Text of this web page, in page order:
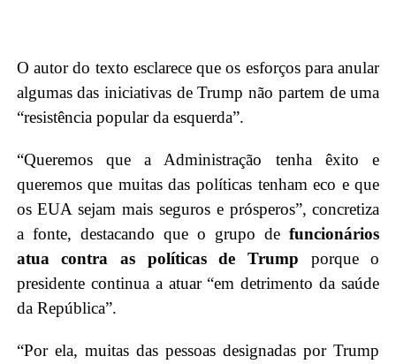
O autor do texto esclarece que os esforços para anular
algumas das iniciativas de Trump não partem de uma
“resistência popular da esquerda”.
“Queremos que a Administração tenha êxito e
queremos que muitas das políticas tenham eco e que
os EUA sejam mais seguros e prósperos”, concretiza
a fonte, destacando que o grupo defuncionários
atua contra as políticas de Trump porque o
presidente continua a atuar “em detrimento da saúde
da República”.
“Por ela, muitas das pessoas designadas por Trump